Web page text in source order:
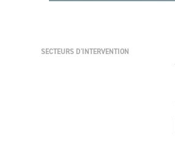
SECTEURS D'INTERVENTION